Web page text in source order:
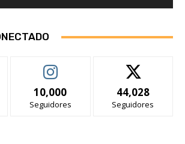
10,000
Seguidores
44,028
Seguidores